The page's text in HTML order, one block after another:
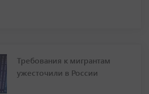
Требования к мигрантам
ужесточили в России